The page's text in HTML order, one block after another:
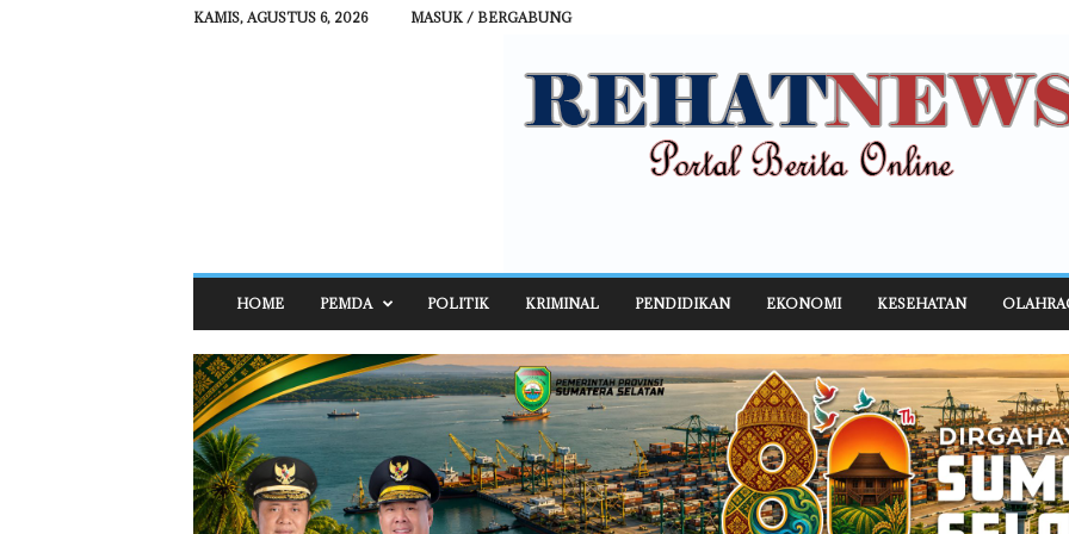
KAMIS, AGUSTUS 6, 2026 MASUK / BERGABUNG
H
A
T
N
E
W
S
HOME PEMDA POLITIK KRIMINAL PENDIDIKAN EKONOMI KESEHATAN